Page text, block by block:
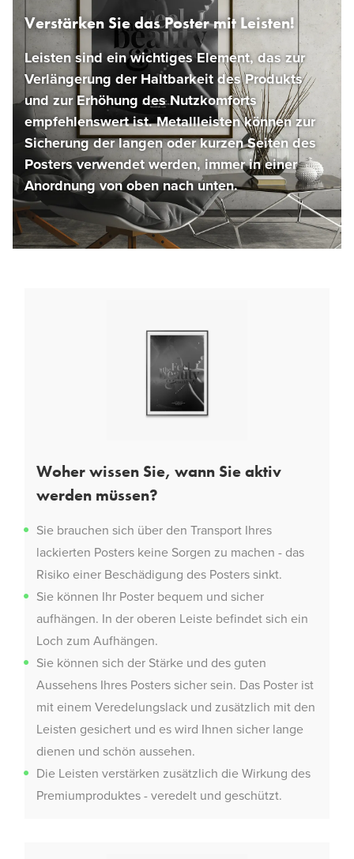
Verstärken Sie das Poster mit Leisten!
Leisten sind ein wichtiges Element, das zur
Verlängerung der Haltbarkeit des Produkts
und zur Erhöhung des Nutzkomforts
empfehlenswert ist. Metallleisten können zur
Sicherung der langen oder kurzen Seiten des
Posters verwendet werden, immer in einer
Anordnung von oben nach unten.
Woher wissen Sie, wann Sie aktiv
werden müssen?
Sie brauchen sich über den Transport Ihres
lackierten Posters keine Sorgen zu machen - das
Risiko einer Beschädigung des Posters sinkt.
Sie können Ihr Poster bequem und sicher
aufhängen. In der oberen Leiste befindet sich ein
Loch zum Aufhängen.
Sie können sich der Stärke und des guten
Aussehens Ihres Posters sicher sein. Das Poster ist
mit einem Veredelungslack und zusätzlich mit den
Leisten gesichert und es wird Ihnen sicher lange
dienen und schön aussehen.
Die Leisten verstärken zusätzlich die Wirkung des
Premiumproduktes - veredelt und geschützt.